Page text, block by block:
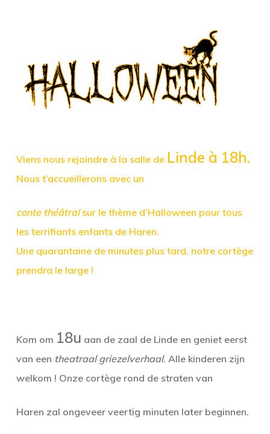
Viens nous rejoindre à la salle de Linde à 18h.
Nous t’accueillerons avec un
conte théâtral sur le thème d’Halloween pour tous
les terrifiants enfants de Haren.
Une quarantaine de minutes plus tard, notre cortège
prendra le large !
Kom om 18u aan de zaal de Linde en geniet eerst
van een theatraal griezelverhaal. Alle kinderen zijn
welkom ! Onze cortège rond de straten van
Haren zal ongeveer veertig minuten later beginnen.